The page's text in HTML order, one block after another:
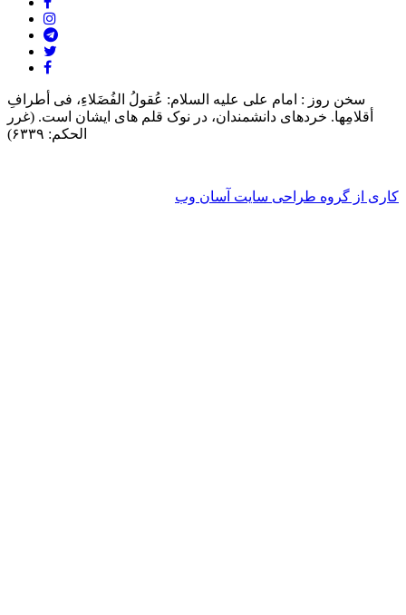
سخن روز : امام على علیه السلام: عُقولُ الفُضَلاءِ، فی أطرافِ
أقلامِها. خردهاى دانشمندان، در نوک قلم هاى ایشان است. (غرر
الحکم: ۶۳۳۹)
کاری از گروه طراحی سایت آسان وب